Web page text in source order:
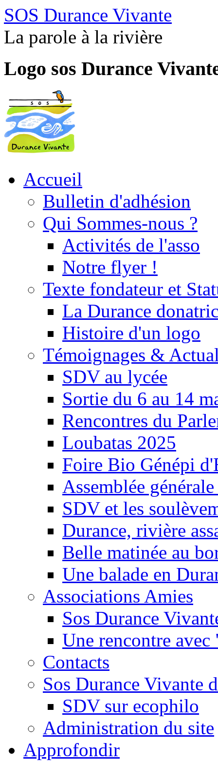
SOS Durance Vivante
La parole à la rivière
Logo sos Durance
Accueil
Bulletin d'adhésion
Qui Sommes-nous ?
Activités de l'asso
Notre flyer !
Texte fondateur et
La Durance
Histoire d'un logo
Témoignages &
SDV au lycée
Sortie du 6 au 14
Rencontres du
Loubatas 2025
Foire Bio Génépi
Assemblée
SDV et les
Durance, rivière
Belle matinée au
Une balade en
Associations Amies
Sos Durance
Une rencontre
Contacts
Sos Durance Vivante
SDV sur ecophilo
Administration du site
Approfondir